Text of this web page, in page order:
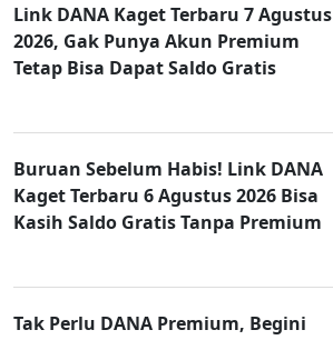
Link DANA Kaget Terbaru 7 Agustus
2026, Gak Punya Akun Premium
Tetap Bisa Dapat Saldo Gratis
Buruan Sebelum Habis! Link DANA
Kaget Terbaru 6 Agustus 2026 Bisa
Kasih Saldo Gratis Tanpa Premium
Tak Perlu DANA Premium, Begini